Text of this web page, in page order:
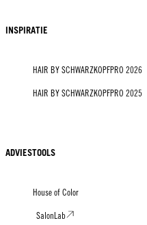
INSPIRATIE
HAIR BY SCHWARZKOPFPRO 2026
HAIR BY SCHWARZKOPFPRO 2025
ADVIESTOOLS
House of Color
SalonLab